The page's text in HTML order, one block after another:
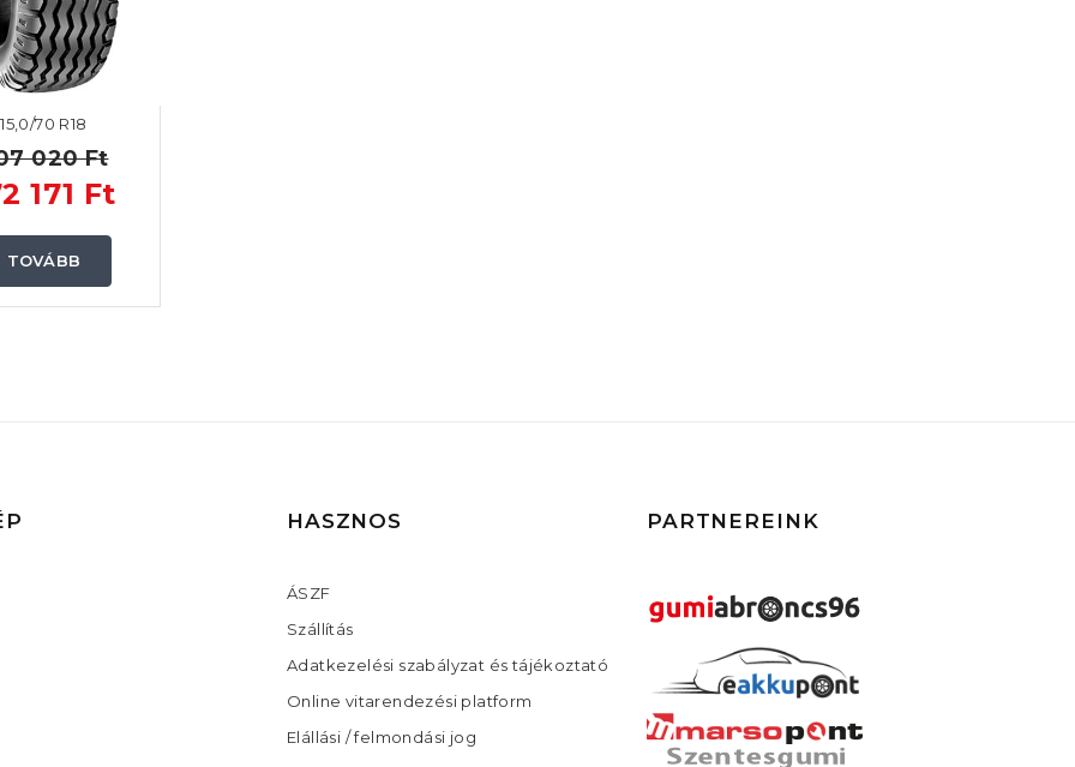
15,0/70 R18
020 Ft
171 Ft
TOVÁBB
HASZNOS
ÁSZF
Szállítás
Adatkezelési szabályzat és tájékoztató
Online vitarendezési platform
Elállási / felmondási jog
PARTNEREINK